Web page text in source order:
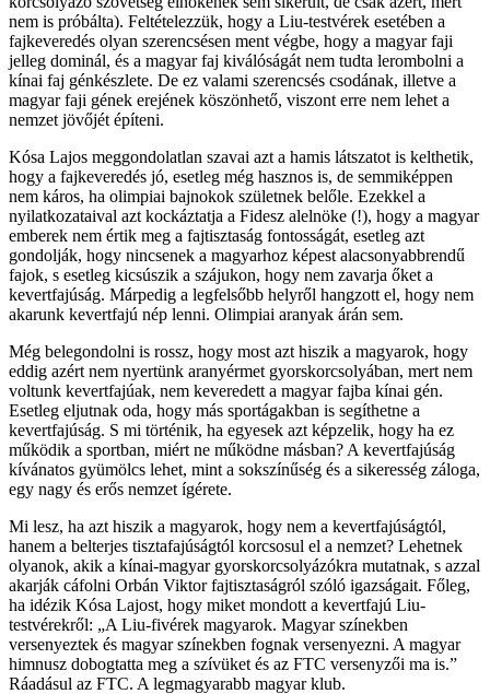
nem is próbálta). Feltételezzük, hogy a Liu-testvérek esetében a
fajkeveredés olyan szerencsésen ment végbe, hogy a magyar faji
jelleg dominál, és a magyar faj kiválóságát nem tudta lerombolni a
kínai faj génkészlete. De ez valami szerencsés csodának, illetve a
magyar faji gének erejének köszönhető, viszont erre nem lehet a
nemzet jövőjét építeni.
Kósa Lajos meggondolatlan szavai azt a hamis látszatot is kelthetik,
hogy a fajkeveredés jó, esetleg még hasznos is, de semmiképpen
nem káros, ha olimpiai bajnokok születnek belőle. Ezekkel a
nyilatkozataival azt kockáztatja a Fidesz alelnöke (!), hogy a magyar
emberek nem értik meg a fajtisztaság fontosságát, esetleg azt
gondolják, hogy nincsenek a magyarhoz képest alacsonyabbrendű
fajok, s esetleg kicsúszik a szájukon, hogy nem zavarja őket a
kevertfajúság. Márpedig a legfelsőbb helyről hangzott el, hogy nem
akarunk kevertfajú nép lenni. Olimpiai aranyak árán sem.
Még belegondolni is rossz, hogy most azt hiszik a magyarok, hogy
eddig azért nem nyertünk aranyérmet gyorskorcsolyában, mert nem
voltunk kevertfajúak, nem keveredett a magyar fajba kínai gén.
Esetleg eljutnak oda, hogy más sportágakban is segíthetne a
kevertfajúság. S mi történik, ha egyesek azt képzelik, hogy ha ez
működik a sportban, miért ne működne másban? A kevertfajúság
kívánatos gyümölcs lehet, mint a sokszínűség és a sikeresség záloga,
egy nagy és erős nemzet ígérete.
Mi lesz, ha azt hiszik a magyarok, hogy nem a kevertfajúságtól,
hanem a belterjes tisztafajúságtól korcsosul el a nemzet? Lehetnek
olyanok, akik a kínai-magyar gyorskorcsolyázókra mutatnak, s azzal
akarják cáfolni Orbán Viktor fajtisztaságról szóló igazságait. Főleg,
ha idézik Kósa Lajost, hogy miket mondott a kevertfajú Liu-
testvérekről: „A Liu-fivérek magyarok. Magyar színekben
versenyeztek és magyar színekben fognak versenyezni. A magyar
himnusz dobogtatta meg a szívüket és az FTC versenyzői ma is.”
Ráadásul az FTC. A legmagyarabb magyar klub.